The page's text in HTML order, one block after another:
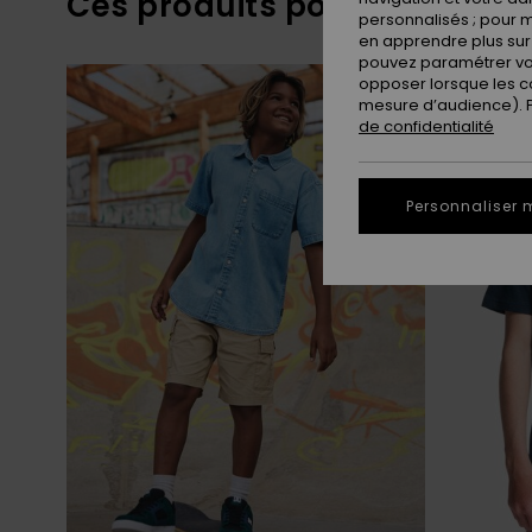
Passer
aux
critères
de
filtrage
de
recherche
Aller
trier
par
personnalisés ; pour
en apprendre plus
pouvez paramétrer
opposer lorsque les
mesure d’audience).
de confidentialité
Personnaliser